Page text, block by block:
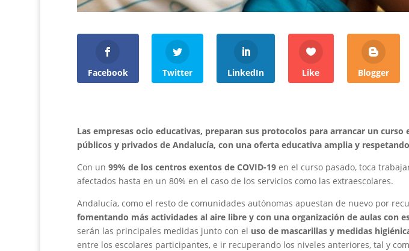
Facebook Twitter LinkedIn Like Blogger
Las empresas ocio educativas, preparan sus protocolos para arrancar un
públicos y privados de Andalucía, con una oferta educativa amplia y
Con un 99% de los centros exentos de COVID-19en el curso pasado, toca
afectados hasta en un 80% en el caso de los servicios como las extraescolares.
Andalucía, como el resto de comunidades autónomas apuestan de nuevo por
fomentando más actividades al aire libre y con una organización de aulas con
serán las principales medidas junto con el uso de mascarillas y medidas
entre los escolares participantes, e ir recuperando los niveles anteriores, tal y